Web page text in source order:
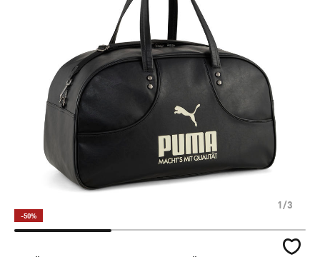
1/3
-50%